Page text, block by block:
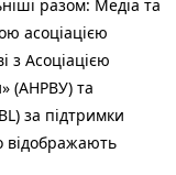
разом: Медіа та
асоціацією
з Асоціацією
(АНРВУ) та
за підтримки
відображають